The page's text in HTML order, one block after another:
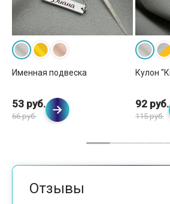
Именная подвеска
53 руб.
66 руб.
Кулон
92 руб.
115 руб.
Отзывы